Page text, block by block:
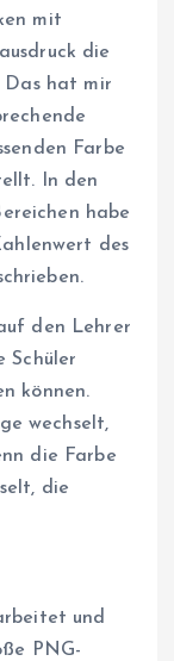
mit
die
hat mir
Farbe
In den
habe
des
den Lehrer
Schüler
können.
wechselt,
die Farbe
die
und
PNG-